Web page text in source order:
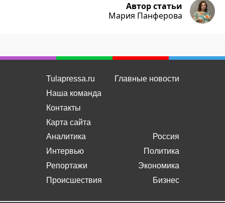
Автор статьи
Мария Панферова
Tulapressa.ru
Наша команда
Контакты
Карта сайта
Главные новости
Аналитика
Интервью
Репортажи
Происшествия
Россия
Политика
Экономика
Бизнес